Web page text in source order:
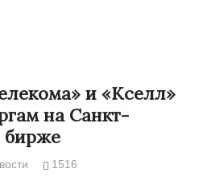
и «Кселл»
на Санкт-
бирже
1516